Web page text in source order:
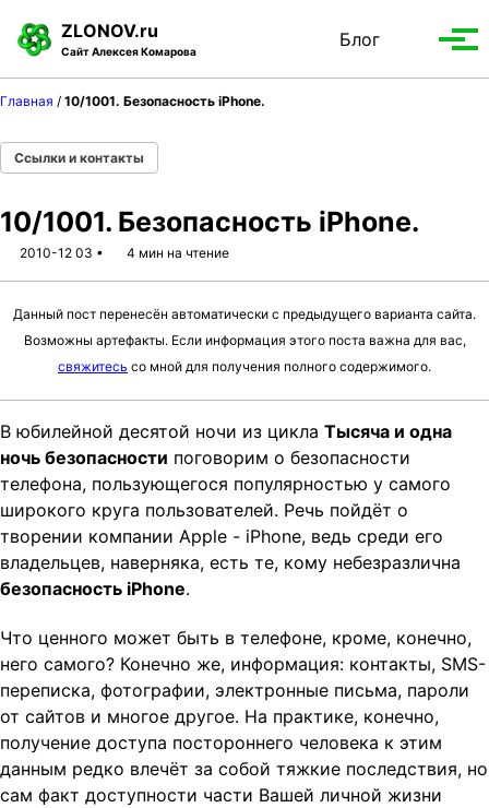
p
o
p
i
a
v
i
g
a
t
i
o
n
p
o
c
n
e
p
o
f
o
e
ZLONOV.ru
Сайт Алексея Комарова
Блог
Toggle
Главная / 10/1001. Безопасность iPhone.
Ссылки и контакты
10/1001. Безопасность iPhone.
2010-12 03 4 мин на чтение
Данный пост перенесён автоматически с предыдущего варианта сайта.
Возможны артефакты. Если информация этого поста важна для вас,
свяжитесь со мной для получения полного содержимого.
В юбилейной десятой ночи из цикла Тысяча и одна
ночь безопасности поговорим о безопасности
телефона, пользующегося популярностью у самого
широкого круга пользователей. Речь пойдёт о
творении компании Apple - iPhone, ведь среди его
владельцев, наверняка, есть те, кому небезразлична
безопасность iPhone.
Что ценного может быть в телефоне, кроме, конечно,
него самого? Конечно же, информация: контакты, SMS-
переписка, фотографии, электронные письма, пароли
от сайтов и многое другое. На практике, конечно,
получение доступа постороннего человека к этим
данным редко влечёт за собой тяжкие последствия, но
сам факт доступности части Вашей личной жизни